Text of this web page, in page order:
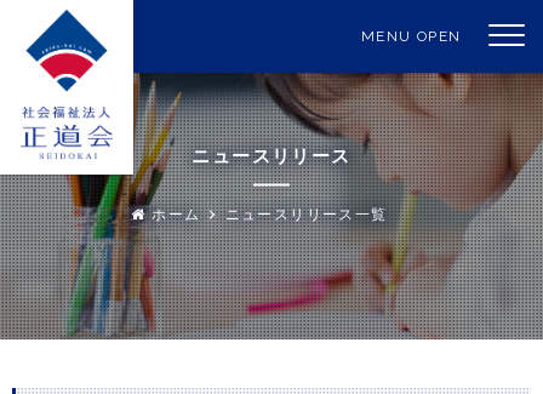
MENU OPEN
ニュースリリース
ホーム ニュースリリース一覧